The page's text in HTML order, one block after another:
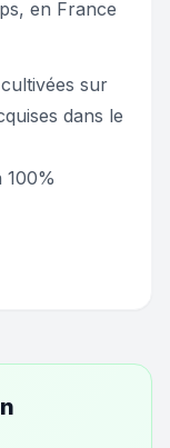
en France
sur
dans le